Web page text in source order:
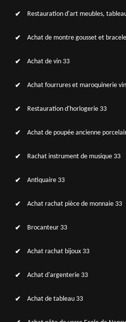
Restauration d'art meubles,
Achat de montre gousset et
Achat de vin 33
Achat fourrures et maroquinerie
Restauration d'horlogerie 33
Achat de poupée ancienne
Rachat instrument de musique 33
Antiquaire 33
Achat rachat pièce de monnaie 33
Brocanteur 33
Achat rachat bijoux 33
Achat d'argenterie 33
Achat de tableau 33